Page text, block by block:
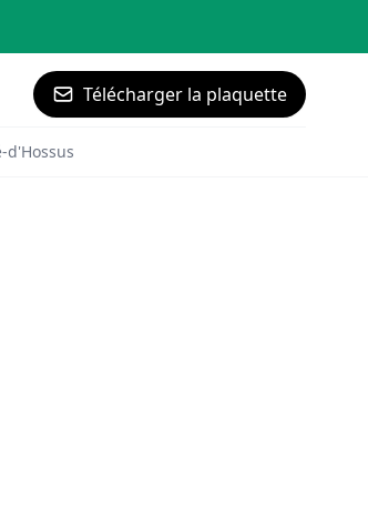
Télécharger la plaquette
d'Hossus